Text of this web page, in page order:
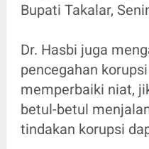
Bupati Takalar,
Dr. Hasbi juga
pencegahan
memperbaiki niat,
betul-betul
tindakan korupsi